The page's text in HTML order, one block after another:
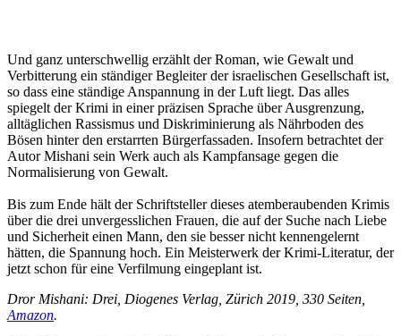
Und ganz unterschwellig erzählt der Roman, wie Gewalt und
Verbitterung ein ständiger Begleiter der israelischen Gesellschaft ist,
so dass eine ständige Anspannung in der Luft liegt. Das alles
spiegelt der Krimi in einer präzisen Sprache über Ausgrenzung,
alltäglichen Rassismus und Diskriminierung als Nährboden des
Bösen hinter den erstarrten Bürgerfassaden. Insofern betrachtet der
Autor Mishani sein Werk auch als Kampfansage gegen die
Normalisierung von Gewalt.
Bis zum Ende hält der Schriftsteller dieses atemberaubenden Krimis
über die drei unvergesslichen Frauen, die auf der Suche nach Liebe
und Sicherheit einen Mann, den sie besser nicht kennengelernt
hätten, die Spannung hoch. Ein Meisterwerk der Krimi-Literatur, der
jetzt schon für eine Verfilmung eingeplant ist.
Dror Mishani: Drei, Diogenes Verlag, Zürich 2019, 330 Seiten,
Amazon.